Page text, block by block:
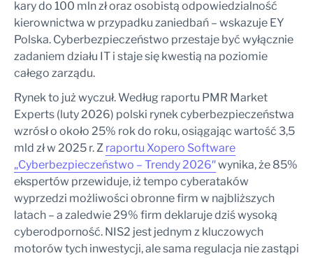
kary do 100 mln zł oraz osobistą odpowiedzialność
kierownictwa w przypadku zaniedbań – wskazuje EY
Polska. Cyberbezpieczeństwo przestaje być wyłącznie
zadaniem działu IT i staje się kwestią na poziomie
całego zarządu.
Rynek to już wyczuł. Według raportu PMR Market
Experts (luty 2026) polski rynek cyberbezpieczeństwa
wzrósł o około 25% rok do roku, osiągając wartość 3,5
mld zł w 2025 r. Z raportu Xopero Software
„Cyberbezpieczeństwo – Trendy 2026″wynika, że 85%
ekspertów przewiduje, iż tempo cyberataków
wyprzedzi możliwości obronne firm w najbliższych
latach – a zaledwie 29% firm deklaruje dziś wysoką
cyberodporność. NIS2 jest jednym z kluczowych
motorów tych inwestycji, ale sama regulacja nie zastąpi